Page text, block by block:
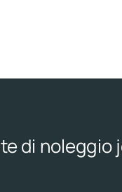
di noleggio